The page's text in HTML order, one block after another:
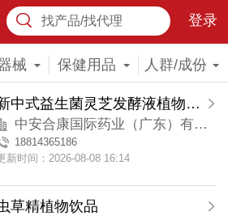
找产品/找代理 登录
械 保健用品 人群/成份
新中式益生菌灵芝发酵液植物饮品
中安合康国际药业（广东）有限公司
18814365186
新时间：2026-08-08 16:14
草精植物饮品